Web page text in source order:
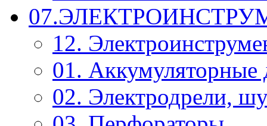
12.
01. Аккумуляторные
02. Электродрели,